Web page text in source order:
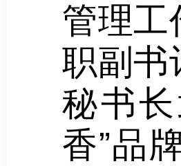
管理工
职副书
秘书
香”品